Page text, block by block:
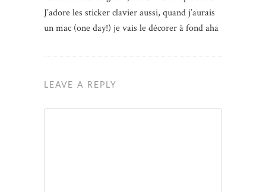
J’adore les sticker clavier aussi, quand j’aurais
un mac (one day!) je vais le décorer à fond aha
LEAVE A REPLY